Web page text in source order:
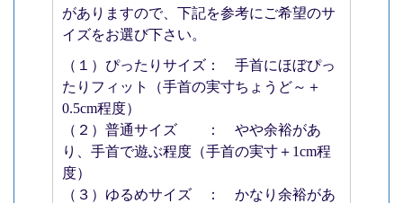
がありますので、下記を参考にご希望のサ
イズをお選び下さい。
（１）ぴったりサイズ： 手首にほぼぴっ
たりフィット（手首の実寸ちょうど～＋
0.5cm程度）
（２）普通サイズ ： やや余裕があ
り、手首で遊ぶ程度（手首の実寸＋1cm程
度）
（３）ゆるめサイズ ： かなり余裕があ